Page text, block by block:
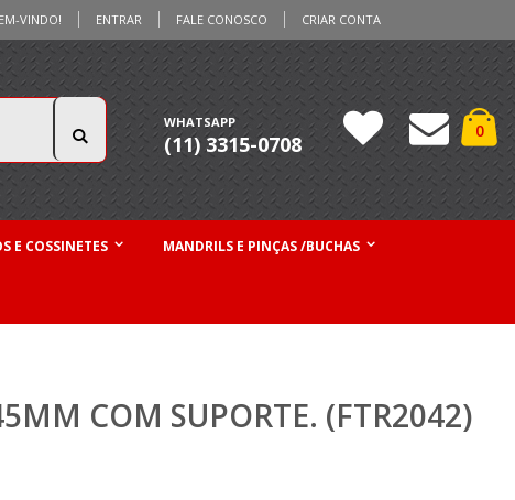
VINDO! ENTRAR FALE CONOSCO CRIAR CONTA
0
Pesquisa
WHATSAPP
(11) 3315-0708
E COSSINETES MANDRILS E PINÇAS /BUCHAS
COM SUPORTE. (FTR2042)